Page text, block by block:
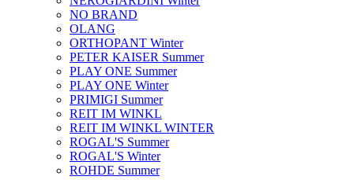
NO BRAND
OLANG
ORTHOPANT Winter
PETER KAISER Summer
PLAY ONE Summer
PLAY ONE Winter
PRIMIGI Summer
REIT IM WINKL
REIT IM WINKL WINTER
ROGAL'S Summer
ROGAL'S Winter
ROHDE Summer